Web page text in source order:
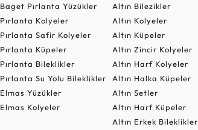
Baget Pırlanta Yüzükler
Pırlanta Kolyeler
Pırlanta Safir Kolyeler
Pırlanta Küpeler
Pırlanta Bileklikler
Pırlanta Su Yolu Bileklikler
Elmas Yüzükler
Elmas Kolyeler
Altın Bilezikler
Altın Kolyeler
Altın Küpeler
Altın Zincir Kolyeler
Altın Harf Kolyeler
Altın Halka Küpeler
Altın Setler
Altın Harf Küpeler
Altın Erkek Bileklikler